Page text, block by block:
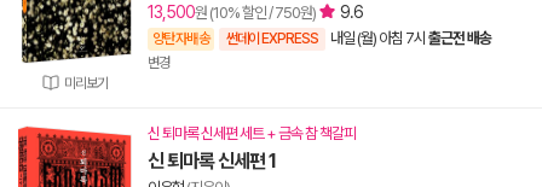
미리보기
13,500원 (10% 할인 / 750원) 9.6
양탄자배송 썬데이 EXPRESS 내일 (월) 아침 7시 출근전 배송
변경
신 퇴마록 신세편 세트 + 금속 참 책갈피
신 퇴마록 신세편 1